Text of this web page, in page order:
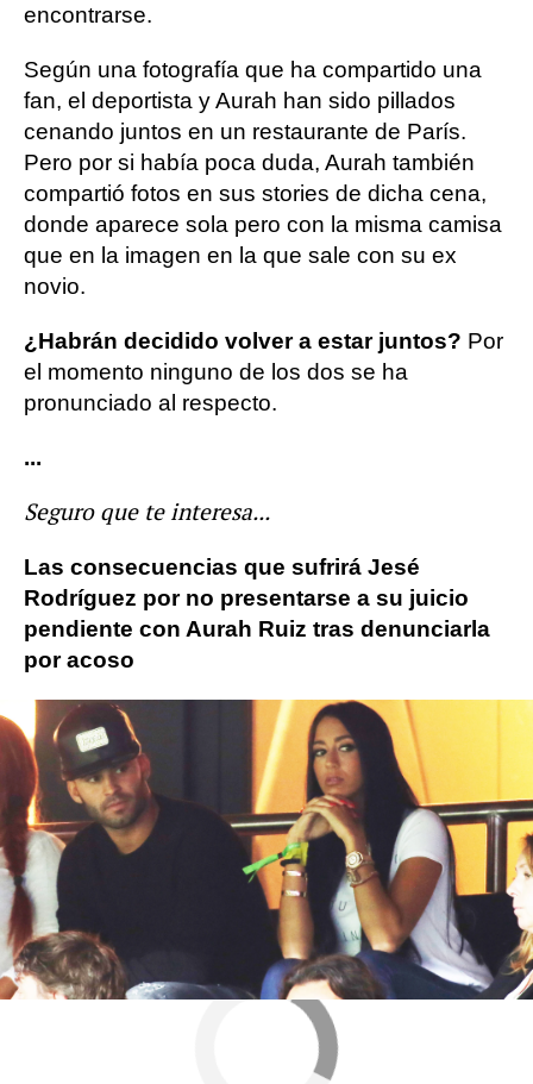
encontrarse.
Según una fotografía que ha compartido una
fan, el deportista y Aurah han sido pillados
cenando juntos en un restaurante de París.
Pero por si había poca duda, Aurah también
compartió fotos en sus stories de dicha cena,
donde aparece sola pero con la misma camisa
que en la imagen en la que sale con su ex
novio.
¿Habrán decidido volver a estar juntos? Por
el momento ninguno de los dos se ha
pronunciado al respecto.
...
Seguro que te interesa...
Las consecuencias que sufrirá Jesé
Rodríguez por no presentarse a su juicio
pendiente con Aurah Ruiz tras denunciarla
por acoso
Más sobre este tema:
Celebrities Jesé Rodríguez famosos